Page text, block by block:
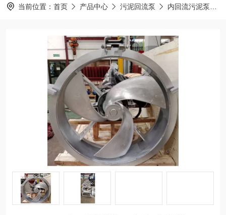
当前位置： 首页 产品中心 污泥回流泵 内回流污泥泵